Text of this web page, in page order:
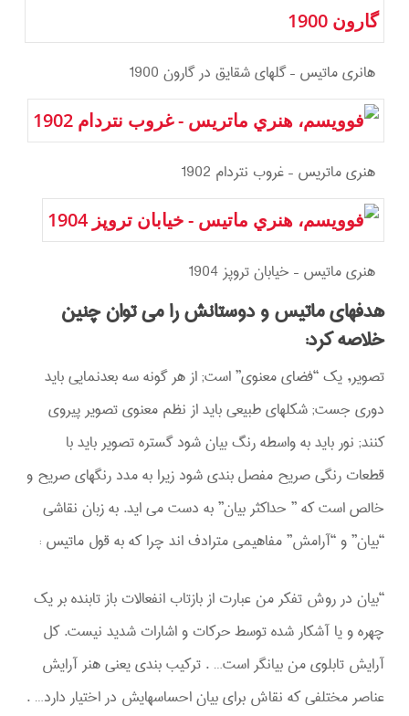
هانري ماتيس – گلهاي شقايق در گارون 1900
هنري ماتريس – غروب نتردام 1902
هنري ماتيس – خيابان تروپز 1904
هدفهاي ماتيس و دوستانش را مي توان چنين
خلاصه كرد:
تصوير, يك “فضاي معنوي” است; از هر گونه سه بعدنمايي بايد
دوري جست; شكلهاي طبيعي بايد از نظم معنوي تصوير پيروي
كنند; نور بايد به واسطه رنگ بيان شود گستره تصوير بايد با
قطعات رنگي صريح مفصل بندي شود زيرا به مدد رنگهاي صريح و
خالص است كه ” حداكثر بيان” به دست مي ايد. به زبان نقاشي
“بيان” و “آرامش” مفاهيمي مترادف اند چرا كه به قول ماتيس :
“بيان در روش تفكر من عبارت از بازتاب انفعالات باز تابنده بر يك
چهره و يا آشكار شده توسط حركات و اشارات شديد نيست. كل
آرايش تابلوي من بيانگر است… . تركيب بندي يعني هنر آرايش
عناصر مختلفي كه نقاش براي بيان احساسهايش در اختيار دارد… .